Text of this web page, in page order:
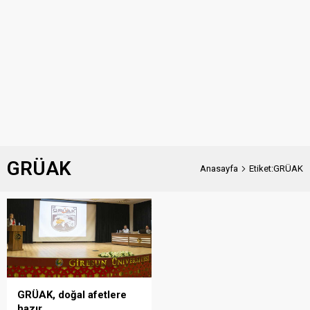
GRÜAK Anasayfa Etiket:GRÜAK
GRÜAK, doğal afetlere